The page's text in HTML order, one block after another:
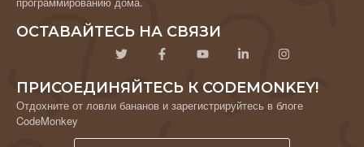
ОСТАВАЙТЕСЬ НА СВЯЗИ
ПРИСОЕДИНЯЙТЕСЬ К CODEMONKEY!
Отдохните от ловли бананов и зарегистрируйтесь в блоге
CodeMonkey